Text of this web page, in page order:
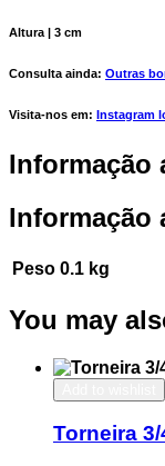
Altura | 3 cm
Consulta ainda: Outras
Visita-nos em: Instagram
Informação
Informação
Peso 0.1 kg
You may
Torneira